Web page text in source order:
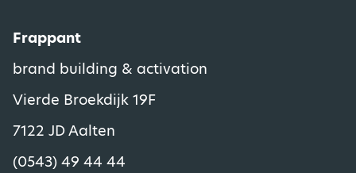
Frappant
brand building & activation
Vierde Broekdijk 19F
7122 JD Aalten
(0543) 49 44 44